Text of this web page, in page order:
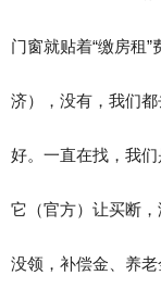
门窗就贴着“缴房租
济），没有，我们
好。一直在找，我
它（官方）让买断
没领，补偿金、养